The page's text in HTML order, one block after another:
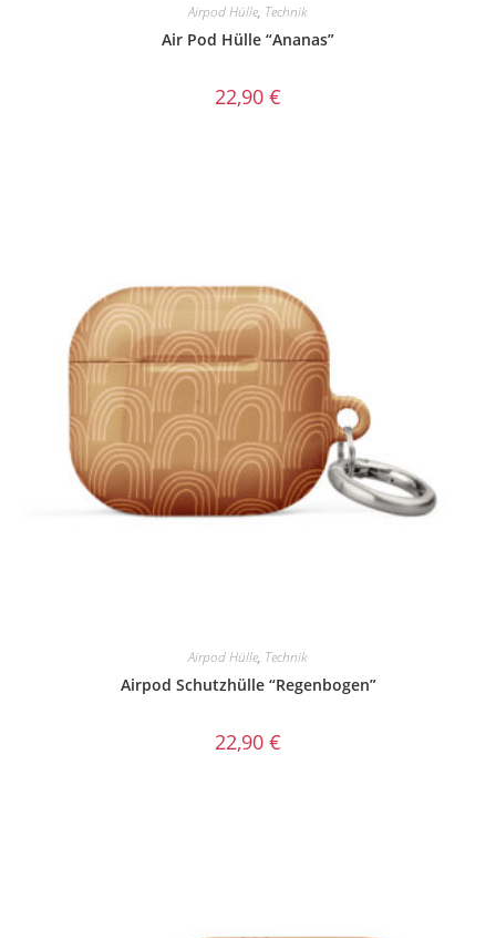
Airpod Hülle, Technik
Air Pod Hülle “Ananas”
22,90 €
Airpod Hülle, Technik
Airpod Schutzhülle “Regenbogen”
22,90 €